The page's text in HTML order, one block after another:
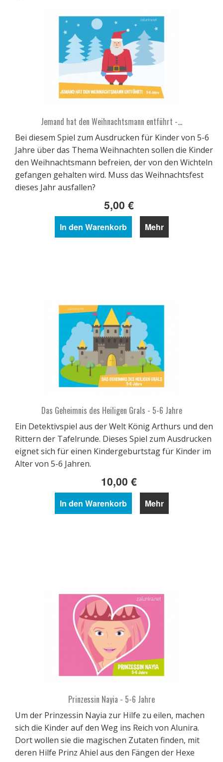
Jemand hat den Weihnachtsmann entführt -...
Bei diesem Spiel zum Ausdrucken für Kinder von 5-6
Jahre über das Thema Weihnachten sollen die Kinder
den Weihnachtsmann befreien, der von den Wichteln
gefangen gehalten wird. Muss das Weihnachtsfest
dieses Jahr ausfallen?
5,00 €
In den Warenkorb Mehr
Das Geheimnis des Heiligen Grals - 5-6 Jahre
Ein Detektivspiel aus der Welt König Arthurs und den
Rittern der Tafelrunde. Dieses Spiel zum Ausdrucken
eignet sich für einen Kindergeburtstag für Kinder im
Alter von 5-6 Jahren.
10,00 €
In den Warenkorb Mehr
Prinzessin Nayia - 5-6 Jahre
Um der Prinzessin Nayia zur Hilfe zu eilen, machen
sich die Kinder auf den Weg ins Reich von Alunira.
Dort wollen sie die magischen Zutaten finden, mit
deren Hilfe Prinz Ahiel aus den Fängen der Hexe